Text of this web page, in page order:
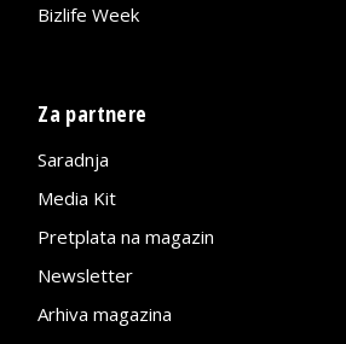
Bizlife Week
Za partnere
Saradnja
Media Kit
Pretplata na magazin
Newsletter
Arhiva magazina